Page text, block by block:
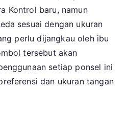
Kontrol baru, namun
sesuai dengan ukuran
perlu dijangkau oleh ibu
tersebut akan
setiap ponsel ini
dan ukuran tangan